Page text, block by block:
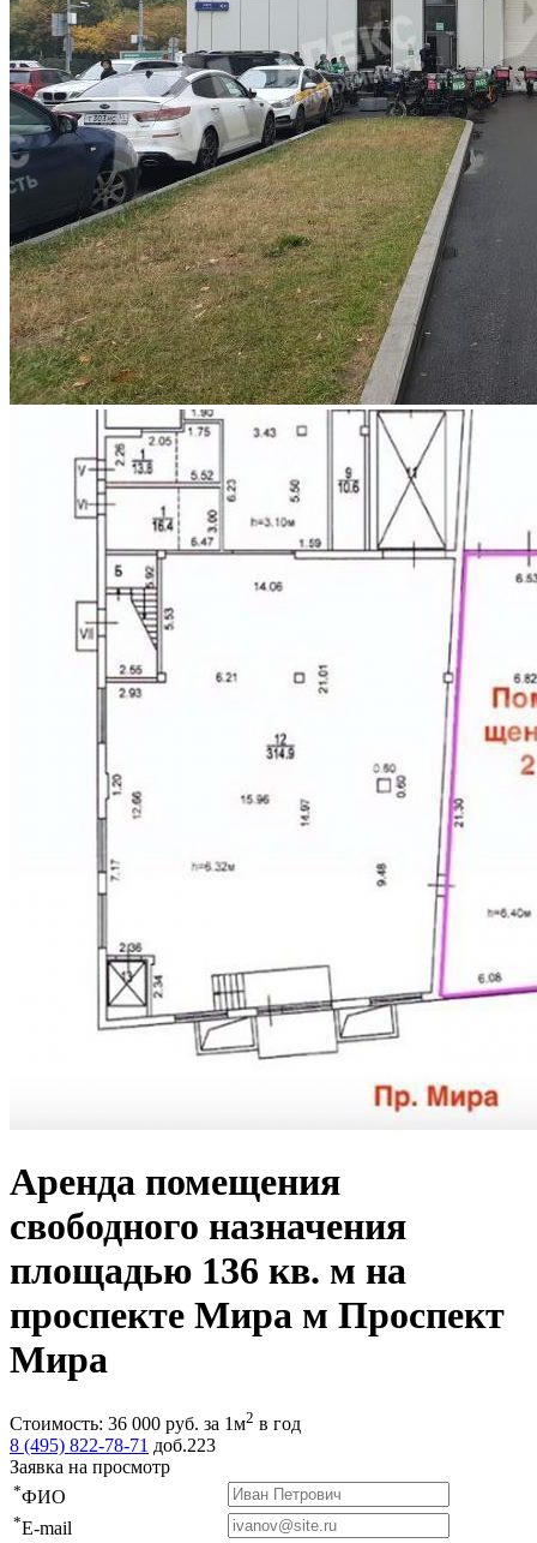
Аренда помещения
свободного назначения
площадью 136 кв. м на
проспекте Мира м Проспект
Мира
Стоимость: 36 000 руб. за 1м2 в год
8 (495) 822-78-71 доб.223
Заявка на просмотр
*ФИО
*E-mail